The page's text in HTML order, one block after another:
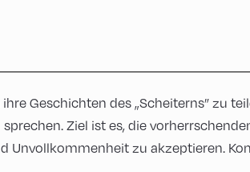
Geschichten des „Scheiterns” zu
Ziel ist es, die
Unvollkommenheit zu akzeptieren.